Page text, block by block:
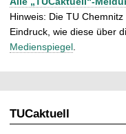
Hinweis: Die TU
Eindruck, wie diese über
Medienspiegel
TUCaktuell